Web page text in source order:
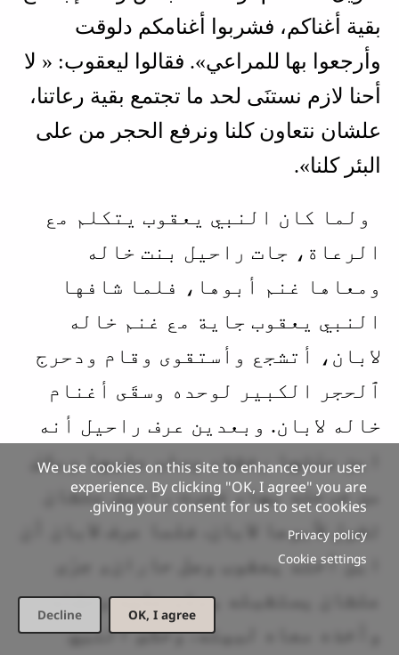
بقية أغناكم، فشربوا أغنامكم دلوقت
وأرجعوا بها للمراعي». فقالوا ليعقوب: « لا
أحنا لازم نستنَى لحد ما تجتمع بقية رعاتنا،
علشان نتعاون كلنا ونرفع الحجر من على
البئر كلنا».
ولما كان النبي يعقوب يتكلم مع
الرعاة، جات راحيل بنت خاله
ومعاها غنم أبوها، فلما شافها
النبي يعقوب جاية مع غنم خاله
لابان، أتشجع وأستقوى وقام ودحرج
ٱلحجر الكبير لوحده وسقَى أغنام
خاله لابان. وبعدين عرف راحيل أنه
ابن عمّتها رفقة، وسلم عليها وبكىَ
من فرحته بها، فجرت راحيل علشان
تقول لأبوها لابان. فلما عرف لابان أن
ابن أخته يعقوب وصل حاران، جرَى
علشان يستقبله وسلم عليه وحضنه
وأخذه معاه لبيته. وحكَى النبي
We use cookies on this site to enhance your user
experience. By clicking "OK, I agree" you are
giving your consent for us to set cookies.
Privacy policy
Cookie settings
Decline OK, I agree